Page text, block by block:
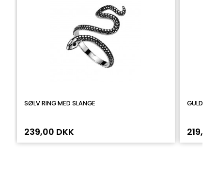
SØLV RING MED SLANGE
239,00 DKK 219,00